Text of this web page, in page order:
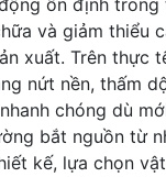
ổn định trong
và giảm thiểu
xuất. Trên thực
nứt nền, thấm
chóng dù
bắt nguồn từ
kế, lựa chọn